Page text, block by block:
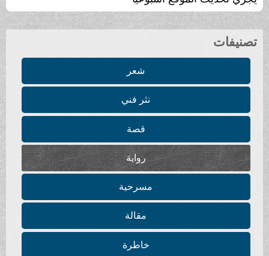
تصنيفات
شعر
نثر فني
قصة
رواية
مسرحية
مقالة
خاطرة